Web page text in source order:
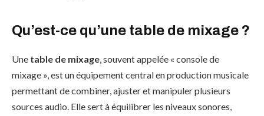
Qu’est-ce qu’une table de mixage ?
Une table de mixage, souvent appelée « console de
mixage », est un équipement central en production musicale
permettant de combiner, ajuster et manipuler plusieurs
sources audio. Elle sert à équilibrer les niveaux sonores,